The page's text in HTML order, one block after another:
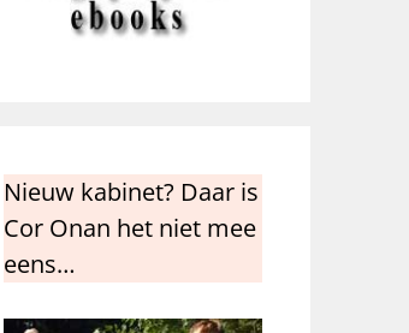
Nieuw kabinet? Daar is
Cor Onan het niet mee
eens…